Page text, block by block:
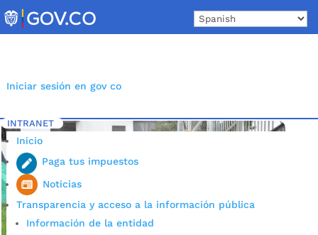
to
content
Iniciar sesión en gov co
INTRANET
Inicio
Paga tus impuestos
Noticias
Transparencia y acceso a la información pública
Información de la entidad
Inicio 5 Etiqueta: equipamiento urbano